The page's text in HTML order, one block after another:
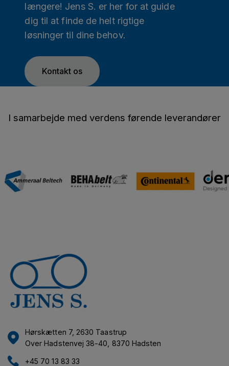
længere! Jens S. er her for at guide
dig til at finde de helt rigtige
løsninger til dine behov.
Kontakt os
I samarbejde med verdens førende leverandører
Hørskætten 7, 2630 Taastrup
Over Hadstenvej 38-40, 8370 Hadsten
+45 70 13 83 33